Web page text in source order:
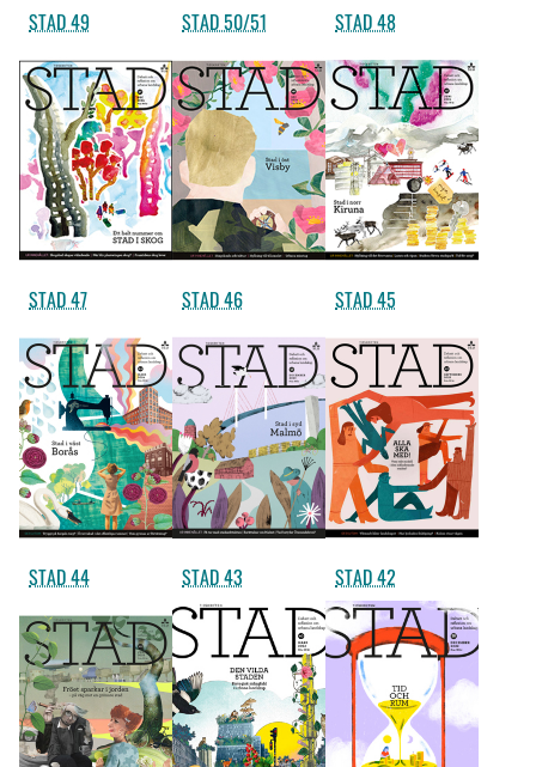
STAD 49 STAD 50/51 STAD 48
STAD 47 STAD 46 STAD 45
STAD 44 STAD 43 STAD 42